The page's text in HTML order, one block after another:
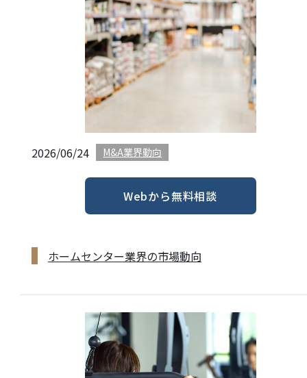
2026/06/24 M&A業界動向
Webから無料相談
ホームセンター業界の市場動向